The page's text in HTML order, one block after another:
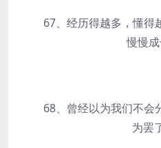
67、经历得越多，懂得
慢慢成
68、曾经以为我们不会
为罢